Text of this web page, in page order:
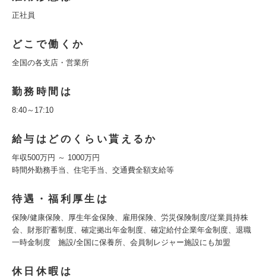
正社員
どこで働くか
全国の各支店・営業所
勤務時間は
8:40～17:10
給与はどのくらい貰えるか
年収500万円 ～ 1000万円
時間外勤務手当、住宅手当、交通費全額支給等
待遇・福利厚生は
保険/健康保険、厚生年金保険、雇用保険、労災保険制度/従業員持株
会、財形貯蓄制度、確定拠出年金制度、確定給付企業年金制度、退職
一時金制度 施設/全国に保養所、会員制レジャー施設にも加盟
休日休暇は